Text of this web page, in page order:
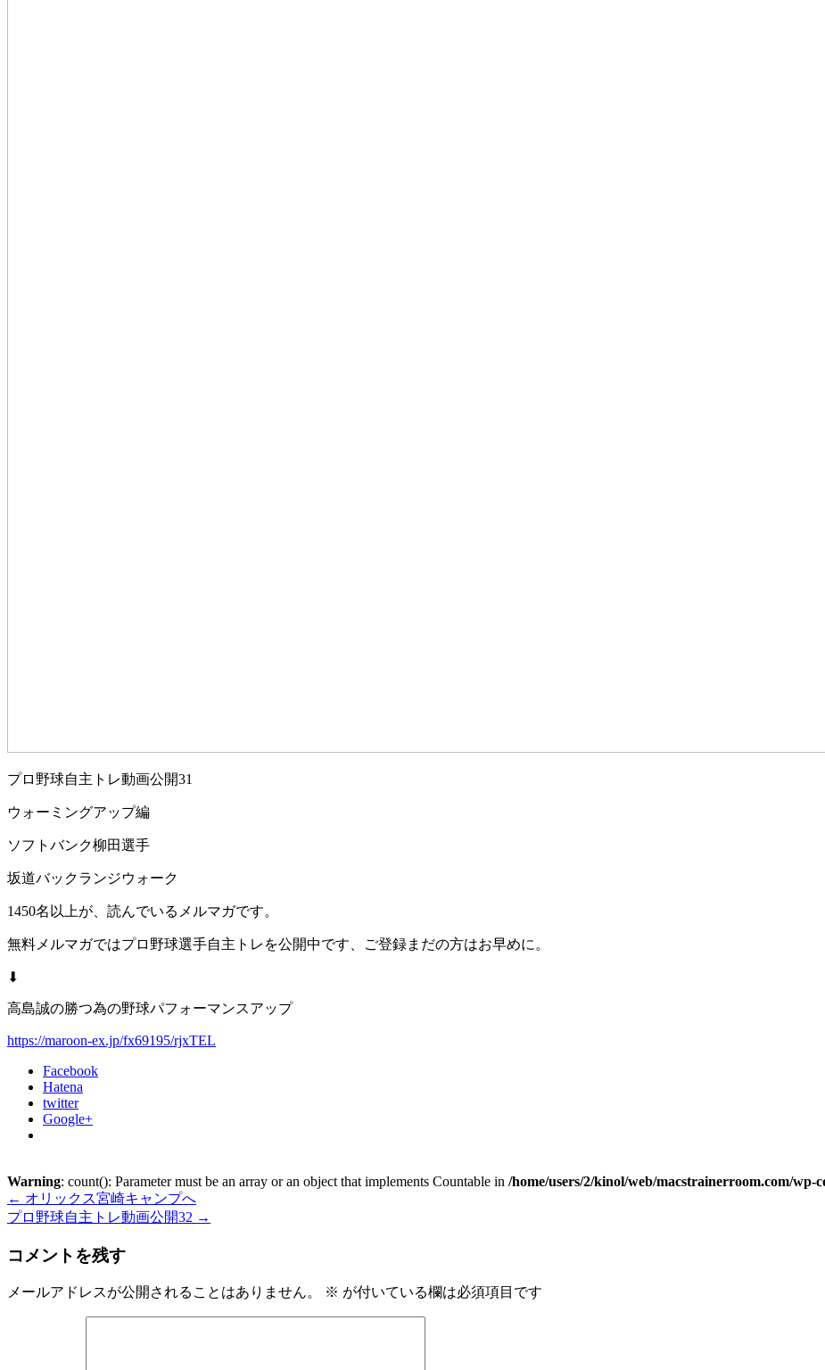
プロ野球自主トレ動画公開31
ウォーミングアップ編
ソフトバンク柳田選手
坂道バックランジウォーク
1450名以上が、読んでいるメルマガです。
無料メルマガではプロ野球選手自主トレを公開中です、ご登録まだの方はお早めに。
⬇︎
高島誠の勝つ為の野球パフォーマンスアップ
https://maroon-ex.jp/fx69195/rjxTEL
Facebook
Hatena
twitter
Google+
Warning: count(): Parameter must be an array or an object that implements Countable in /home/users/2/kinol/web/macstrainerroom.com/wp-
← オリックス宮崎キャンプへ
プロ野球自主トレ動画公開32 →
コメントを残す
メールアドレスが公開されることはありません。 ※ が付いている欄は必須項目です